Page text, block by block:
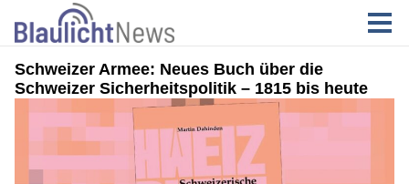
Schweizer Armee: Neues Buch über die
Schweizer Sicherheitspolitik – 1815 bis heute